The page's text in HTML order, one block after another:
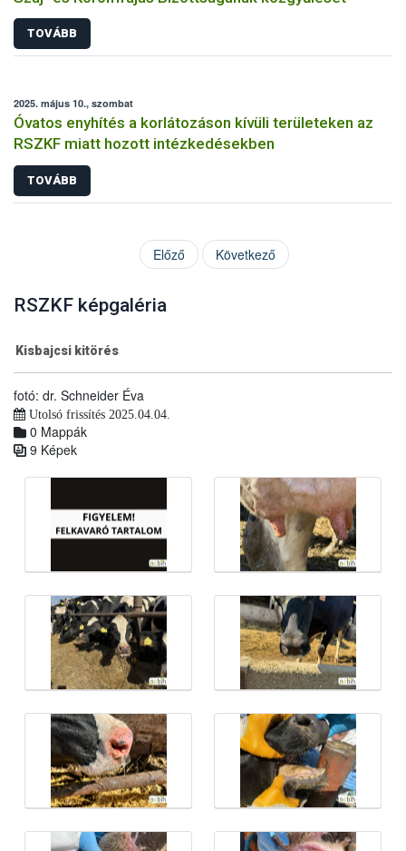
TOVÁBB
2025. május 10., szombat
Óvatos enyhítés a korlátozáson kívüli területeken az
RSZKF miatt hozott intézkedésekben
TOVÁBB
Előző Következő
RSZKF képgaléria
Kisbajcsi kitörés
fotó: dr. Schneider Éva
Utolsó frissítés 2025.04.04.
0 Mappák
9 Képek